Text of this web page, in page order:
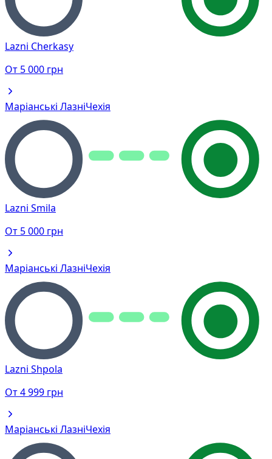
Lazni Cherkasy
От 5 000 грн
Маріанські ЛазніЧехія
Lazni Smila
От 5 000 грн
Маріанські ЛазніЧехія
Lazni Shpola
От4 999 грн
Маріанські ЛазніЧехія